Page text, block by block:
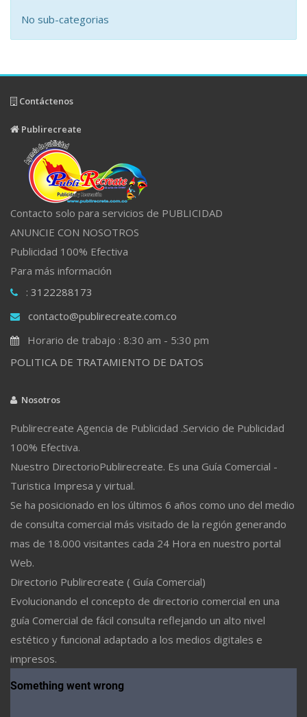
No sub-categorias
Contáctenos
Publirecreate
Contacto solo para servicios de PUBLICIDAD
ANUNCIE CON NOSOTROS
Publicidad 100% Efectiva
Para más información
: 3122288173
contacto@publirecreate.com.co
Horario de trabajo : 8:30 am - 5:30 pm
POLITICA DE TRATAMIENTO DE DATOS
Nosotros
Publirecreate Agencia de Publicidad .Servicio de Publicidad
100% Efectiva.
Nuestro DirectorioPublirecreate. Es una Guía Comercial -
Turistica Impresa y virtual.
Se ha posicionado en los últimos 6 años como uno del medio
de consulta comercial más visitado de la región generando
mas de 18.000 visitantes cada 24 Hora en nuestro portal
Web.
Directorio Publirecreate ( Guía Comercial)
Evolucionando el concepto de directorio comercial en una
guía Comercial de fácil consulta reflejando un alto nivel
estético y funcional adaptado a los medios digitales e
impresos.